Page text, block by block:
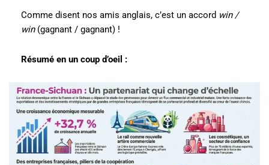
Comme disent nos amis anglais, c’est un accord win /
win(gagnant / gagnant) !
Résumé en un coup d’oeil :